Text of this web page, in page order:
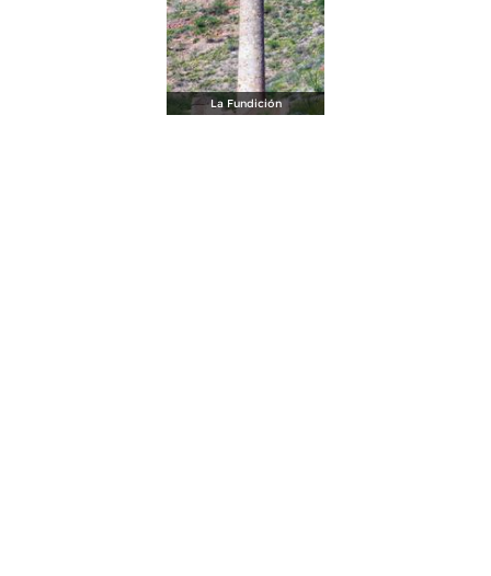
La Fundición